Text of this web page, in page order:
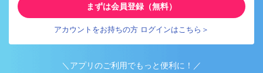
まずは会員登録（無料）
アカウントをお持ちの方 ログインはこちら＞
＼アプリのご利用でもっと便利に！／